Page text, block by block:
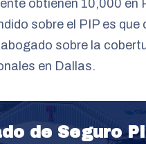
obtienen 10,000 en
sobre el PIP es
sobre la
en Dallas.
de Seguro